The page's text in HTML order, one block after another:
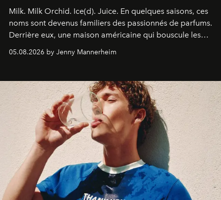
Milk. Milk Orchid. Ice(d). Juice. En quelques saisons, ces
noms sont devenus familiers des passionnés de parfums.
Derrière eux, une maison américaine qui bouscule les
codes de la parfumerie contemporaine en proposant
une approche aussi intuitive que personnelle :
05.08.2026 by Jenny Mannerheim